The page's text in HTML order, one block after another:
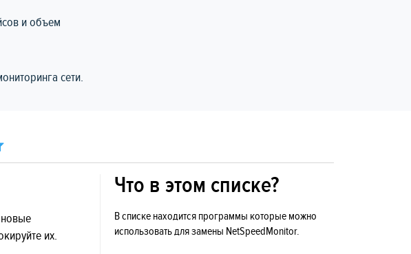
и объем
сети.
новые
их.
Что в этом списке?
В списке находится программы которые можно
использовать для замены NetSpeedMonitor.